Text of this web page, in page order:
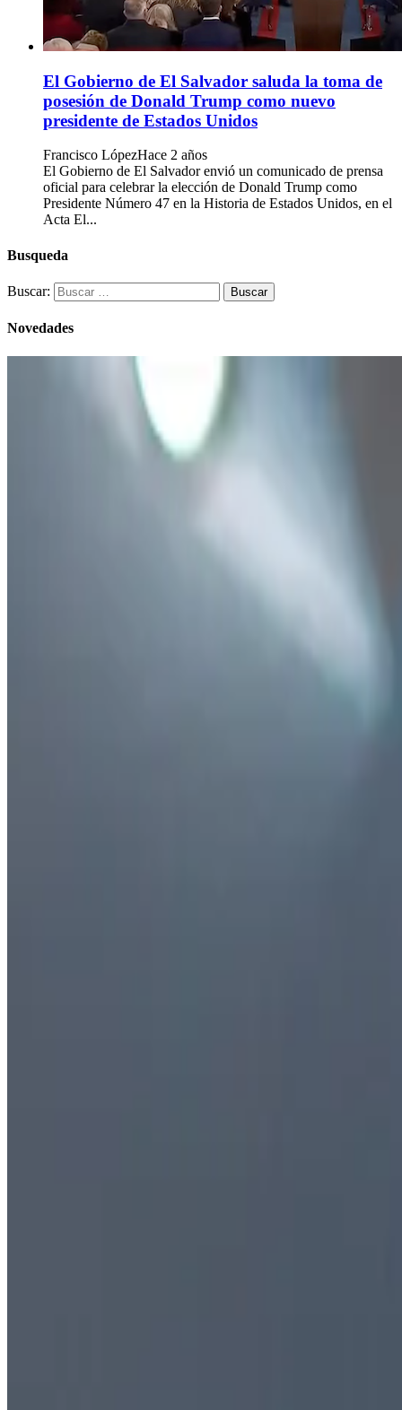
El Gobierno de El Salvador saluda la toma de
posesión de Donald Trump como nuevo
presidente de Estados Unidos
Francisco LópezHace 2 años
El Gobierno de El Salvador envió un comunicado de prensa
oficial para celebrar la elección de Donald Trump como
Presidente Número 47 en la Historia de Estados Unidos, en el
Acta El...
Busqueda
Buscar:
Novedades